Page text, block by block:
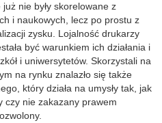
nie były skorelowane z
i naukowych, lecz po prostu z
zysku. Lojalność drukarzy
być warunkiem ich działania i
i uniwersytetów. Skorzystali na
na rynku znalazło się także
który działa na umysły tak, jak
czy nie zakazany prawem